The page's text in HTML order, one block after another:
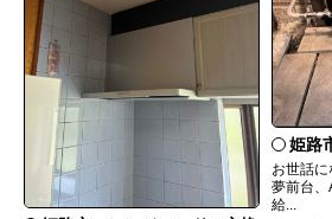
姫路市
お世話
夢前台、
給...